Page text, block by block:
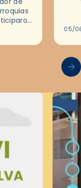
05/